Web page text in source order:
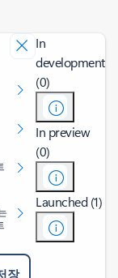
장
In
development
(0)
In preview
(0)
Launched (1)